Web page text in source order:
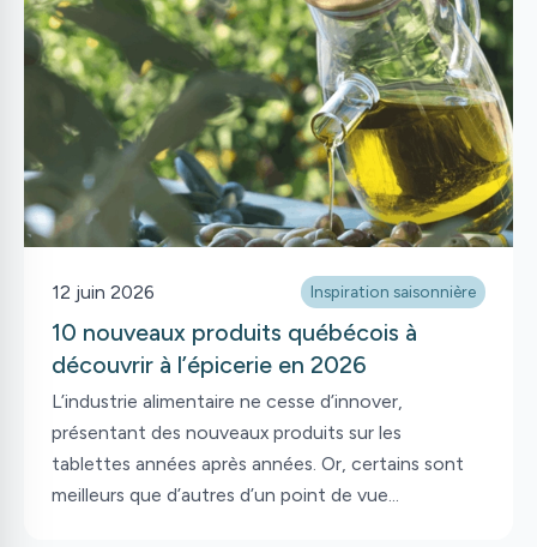
12 juin 2026 Inspiration saisonnière
10 nouveaux produits québécois à
découvrir à l’épicerie en 2026
L’industrie alimentaire ne cesse d’innover,
présentant des nouveaux produits sur les
tablettes années après années. Or, certains sont
meilleurs que d’autres d’un point de vue